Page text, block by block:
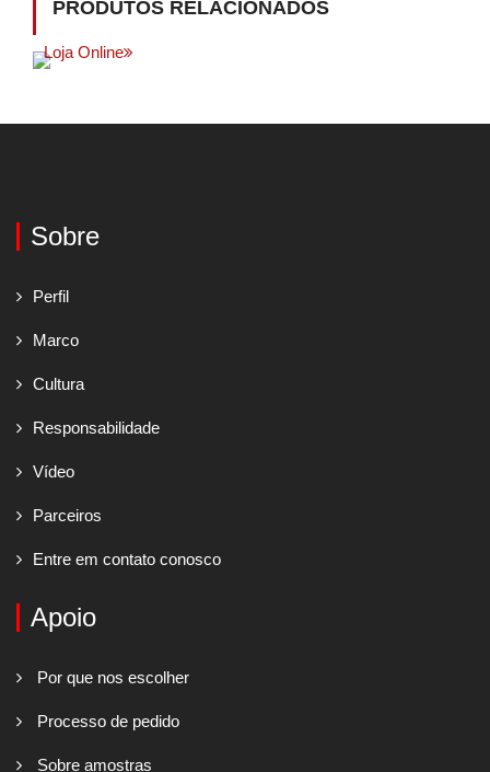
PRODUTOS RELACIONADOS
Loja Online
Sobre
Perfil
Marco
Cultura
Responsabilidade
Vídeo
Parceiros
Entre em contato conosco
Apoio
Por que nos escolher
Processo de pedido
Sobre amostras